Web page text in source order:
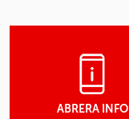
ABRERA INFO